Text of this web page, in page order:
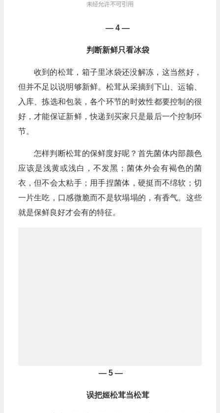
— 4 —
判断新鲜只看冰袋
收到的松茸，箱子里冰袋还没解冻，这当然好，
但并不足以说明够新鲜。松茸从采摘到下山、运输、
入库、拣选和包装，各个环节的时效性都要控制的很
好，才能保证新鲜，快递到买家只是最后一个控制环
节。
怎样判断松茸的保鲜度好呢？首先菌体内部颜色
应该是浅黄或浅白，不发黑；菌体外会有褐色的菌
衣，但不会太粘手；用手捏菌体，硬挺而不绵软；切
一片生吃，口感微脆而不是软塌塌的，有香气。这些
就是保鲜良好才会有的特征。
— 5 —
误把姬松茸当松茸